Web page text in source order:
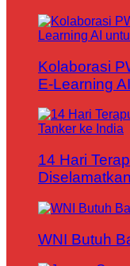
Kolaborasi
E-Learning
14 Hari
WNI Butuh